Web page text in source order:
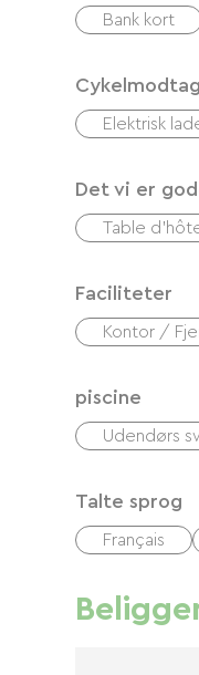
Bank kort
Elektrisk
Det vi er
Table
Faciliteter
Kontor /
piscine
Udendørs
Talte sprog
Français